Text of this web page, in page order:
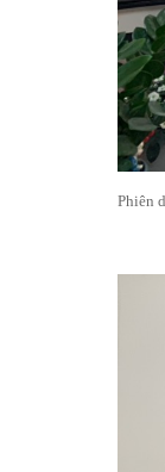
Phiên